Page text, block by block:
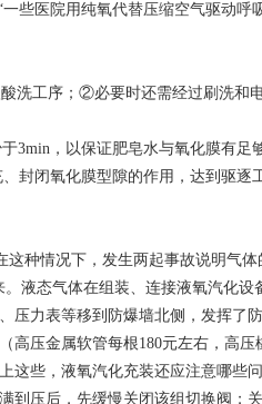
些医院用纯氧代替压缩空气驱动
工序；②必要时还需经过刷洗和
3min，以保证肥皂水与氧化膜有
闭氧化膜型隙的作用，达到驱
种情况下，发生两起事故说明气
液态气体在组装、连接液氧汽化
力表等移到防爆墙北侧，发挥
压金属软管每根180元左右，高
些，液氧汽化充装还应注意哪
压后，先缓慢关闭该组切换阀